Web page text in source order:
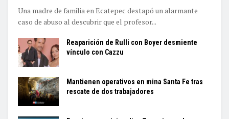
Una madre de familia en Ecatepec destapó un alarmante
caso de abuso al descubrir que el profesor...
Reaparición de Rulli con Boyer desmiente
vínculo con Cazzu
Mantienen operativos en mina Santa Fe tras
rescate de dos trabajadores